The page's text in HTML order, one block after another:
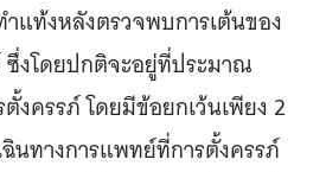
แท้งหลังตรวจพบการเต้นของ
ซึ่งโดยปกติจะอยู่ที่ประมาณ
งครรภ์ โดยมีข้อยกเว้นเพียง 2
นทางการแพทย์ที่การตั้งครรภ์